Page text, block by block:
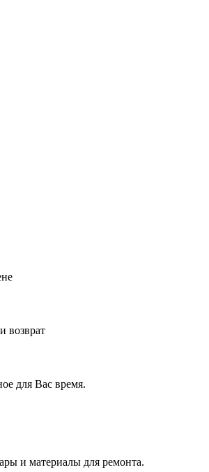
возврат
для Вас время.
и материалы для ремонта.